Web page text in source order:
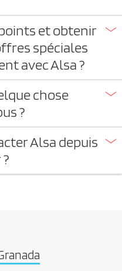
et obtenir
spéciales
avec Alsa ?
chose
?
Alsa depuis